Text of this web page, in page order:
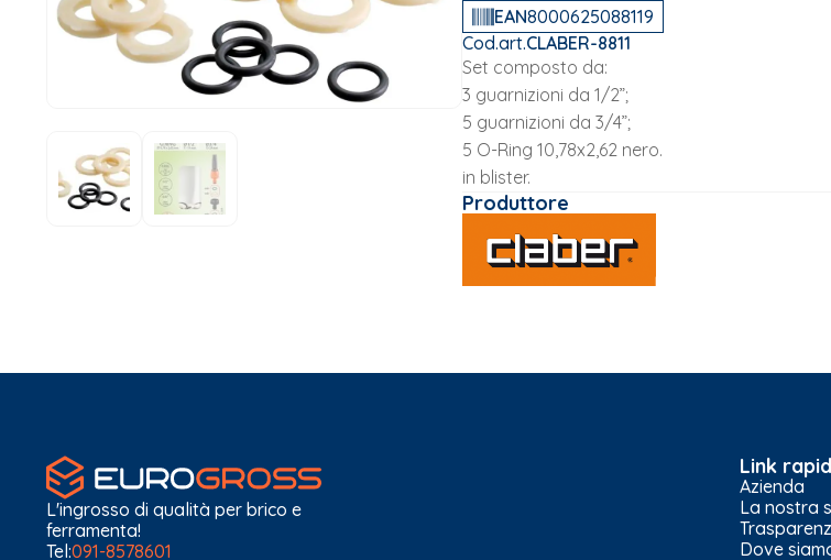
EAN8000625088119
Cod.art.CLABER-8811
Set composto da:
3 guarnizioni da 1/2”;
5 guarnizioni da 3/4”;
5 O-Ring 10,78x2,62 nero.
in blister.
Produttore
L'ingrosso di qualità per brico e
ferramenta!
Tel:091-8578601
Link
Azienda
La nostra
Dove